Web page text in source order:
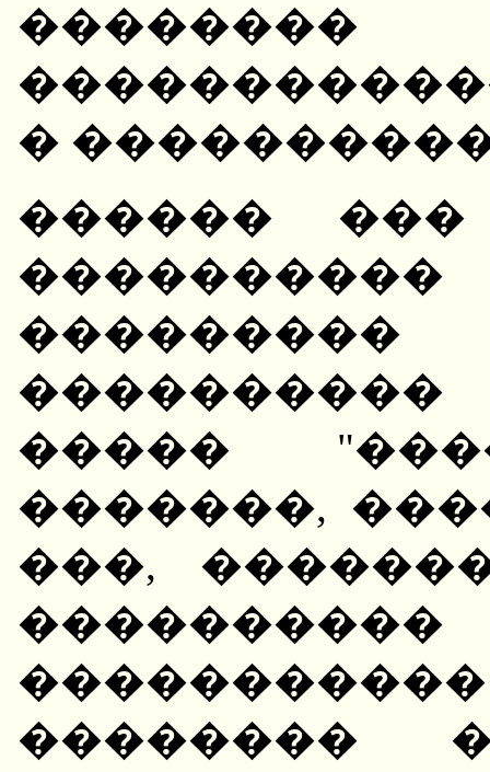
�
������
�����
�������,
���,
��������